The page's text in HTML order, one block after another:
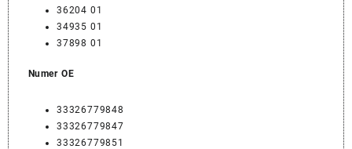
36204 01
34935 01
37898 01
Numer OE
33326779848
33326779847
33326779851